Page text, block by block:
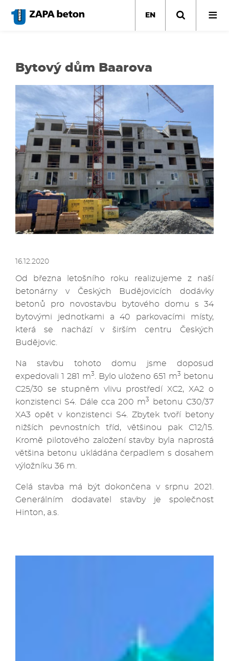
main
EN
Bytový dům Baarova
16.12.2020
Od března letošního roku realizujeme z naší
betonárny v Českých Budějovicích dodávky
betonů pro novostavbu bytového domu s 34
bytovými jednotkami a 40 parkovacími místy,
která se nachází v širším centru Českých
Budějovic.
Na stavbu tohoto domu jsme doposud
expedovali 1 281 m3. Bylo uloženo 651 m3
betonu
C25/30 se stupněm vlivu prostředí XC2, XA2 o
konzistenci S4. Dále cca 200 m3
betonu C30/37
XA3 opět v konzistenci S4. Zbytek tvoří betony
nižších pevnostních tříd, většinou pak C12/15.
Kromě pilotového založení stavby byla naprostá
většina betonu ukládána čerpadlem s dosahem
výložníku 36 m.
Celá stavba má být dokončena v srpnu 2021.
Generálním dodavatel stavby je společnost
Hinton, a.s.